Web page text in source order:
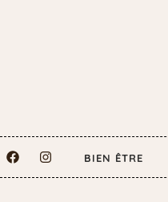
BIEN ÊTRE